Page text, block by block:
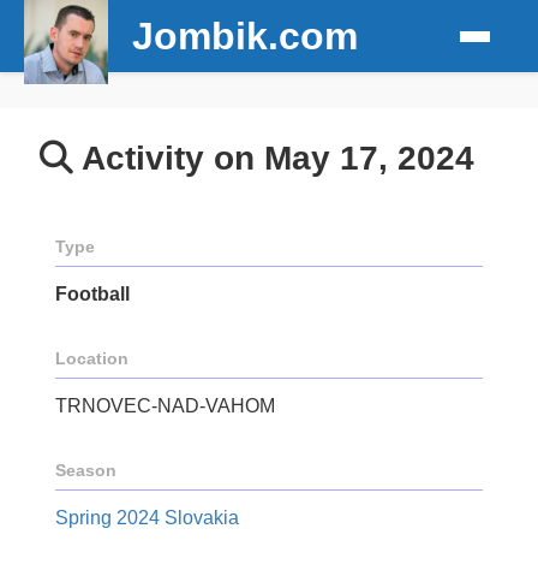
Jombik.com
Activity on May 17, 2024
Type
Football
Location
TRNOVEC-NAD-VAHOM
Season
Spring 2024 Slovakia